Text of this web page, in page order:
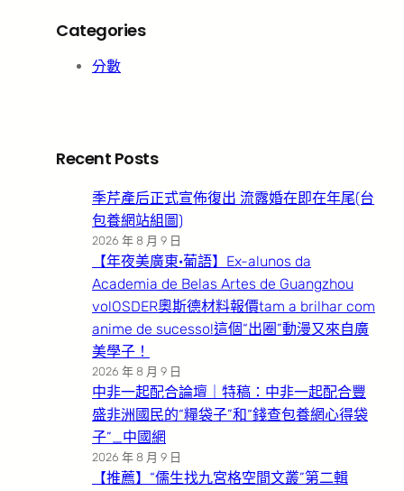
Categories
分數
Recent Posts
季芹產后正式宣佈復出 流露婚在即在年尾(台
包養網站組圖)
2026 年 8 月 9 日
【年夜美廣東·葡語】Ex-alunos da
Academia de Belas Artes de Guangzhou
volOSDER奧斯德材料報價tam a brilhar com
anime de sucesso!這個“出圈”動漫又來自廣
美學子！
2026 年 8 月 9 日
中非一起配合論壇｜特稿：中非一起配合豐
盛非洲國民的“糧袋子”和“錢查包養網心得袋
子”_中國網
2026 年 8 月 9 日
【推薦】“儒生找九宮格空間文叢”第二輯